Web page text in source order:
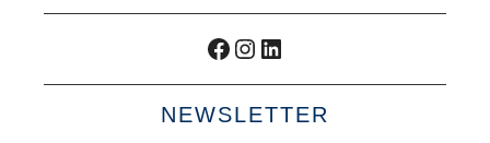
Facebook
Instagram
LinkedIn
NEWSLETTER